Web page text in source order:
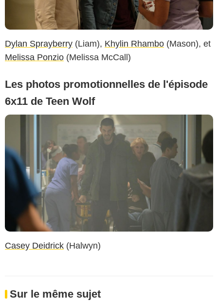
Dylan Sprayberry (Liam), Khylin Rhambo (Mason), et
Melissa Ponzio (Melissa McCall)
Les photos promotionnelles de l'épisode
6x11 de Teen Wolf
Casey Deidrick (Halwyn)
Sur le même sujet